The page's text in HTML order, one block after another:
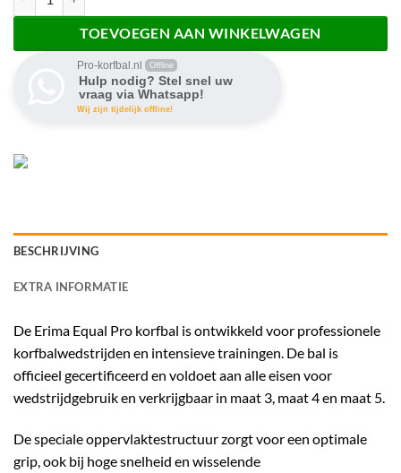
TOEVOEGEN AAN WINKELWAGEN
Pro-korfbal.nl Offline
Hulp nodig? Stel snel uw
vraag via Whatsapp!
Wij zijn tijdelijk offline!
BESCHRIJVING
EXTRA INFORMATIE
De Erima Equal Pro korfbal is ontwikkeld voor professionele
korfbalwedstrijden en intensieve trainingen. De bal is
officieel gecertificeerd en voldoet aan alle eisen voor
wedstrijdgebruik en verkrijgbaar in maat 3, maat 4 en maat 5.
De speciale oppervlaktestructuur zorgt voor een optimale
grip, ook bij hoge snelheid en wisselende